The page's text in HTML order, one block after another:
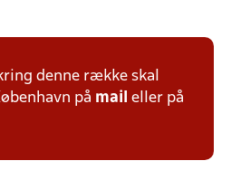
denne række skal
på mail eller på